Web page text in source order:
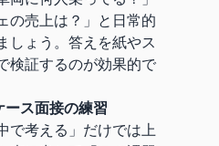
の売上は？」と日常的
しょう。答えを紙やス
検証するのが効果的で
ース面接の練習
で考える」だけでは上